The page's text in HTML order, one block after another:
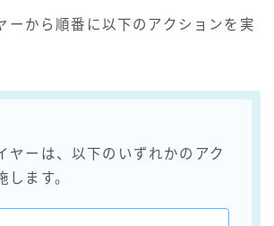
ーから順番に以下のアクションを実
ヤーは、以下のいずれかのアク
します。